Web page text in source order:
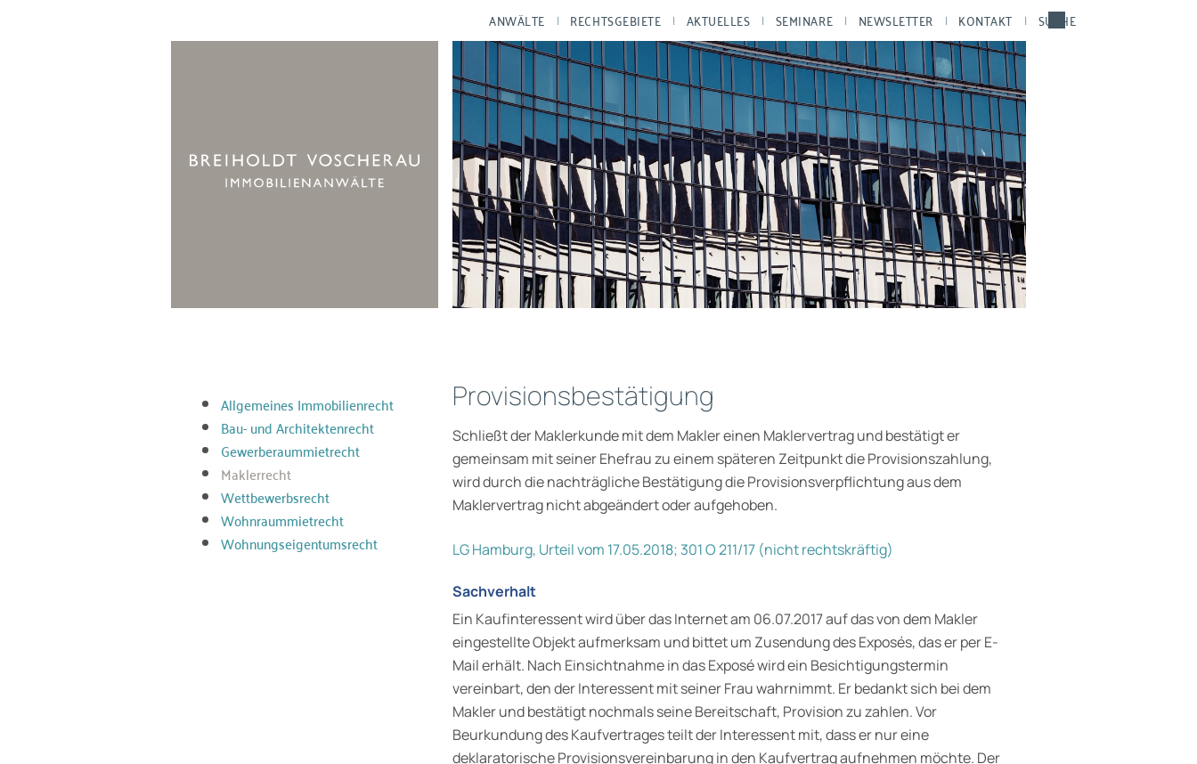
ANWÄLTE RECHTSGEBIETE AKTUELLES SEMINARE NEWSLETTER KONTAKT SUCHE
Allgemeines Immobilienrecht
Bau- und Architektenrecht
Gewerberaummietrecht
Maklerrecht
Wettbewerbsrecht
Wohnraummietrecht
Wohnungseigentumsrecht
Provisionsbestätigung
Schließt der Maklerkunde mit dem Makler einen Maklervertrag und bestätigt er
gemeinsam mit seiner Ehefrau zu einem späteren Zeitpunkt die Provisionszahlung,
wird durch die nachträgliche Bestätigung die Provisionsverpflichtung aus dem
Maklervertrag nicht abgeändert oder aufgehoben.
LG Hamburg, Urteil vom 17.05.2018; 301 O 211/17 (nicht rechtskräftig)
Sachverhalt
Ein Kaufinteressent wird über das Internet am 06.07.2017 auf das von dem Makler
eingestellte Objekt aufmerksam und bittet um Zusendung des Exposés, das er per E-
Mail erhält. Nach Einsichtnahme in das Exposé wird ein Besichtigungstermin
vereinbart, den der Interessent mit seiner Frau wahrnimmt. Er bedankt sich bei dem
Makler und bestätigt noch­mals seine Bereitschaft, Provision zu zahlen. Vor
Beurkundung des Kaufvertrages teilt der Interessent mit, dass er nur eine
deklaratorische Provisionsvereinbarung in den Kaufvertrag aufnehmen möchte. Der